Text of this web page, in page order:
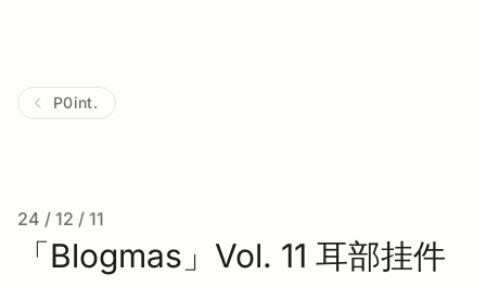
P0int.
24 / 12 / 11
「Blogmas」Vol. 11 耳部挂件